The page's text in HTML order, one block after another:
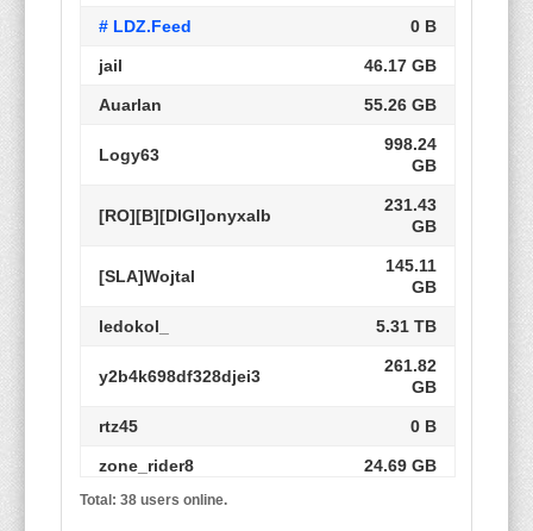
# LDZ.Feed 0 B
jail 46.17 GB
Auarlan 55.26 GB
Logy63
998.24
GB
[RO][B][DIGI]onyxalb
231.43
GB
[SLA]Wojtal
145.11
GB
ledokol_ 5.31 TB
y2b4k698df328djei3
261.82
GB
rtz45 0 B
zone_rider8 24.69 GB
Total: 38 users online.